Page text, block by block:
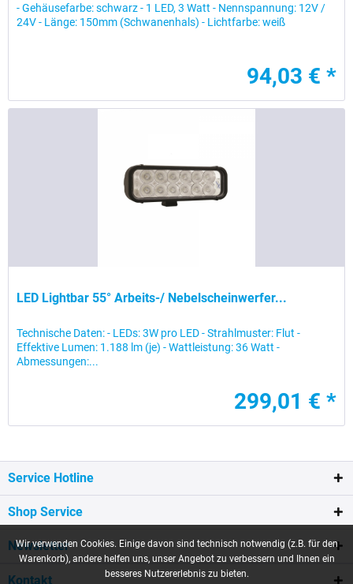
- Gehäusefarbe: schwarz - 1 LED, 3 Watt - Nennspannung: 12V /
24V - Länge: 150mm (Schwanenhals) - Lichtfarbe: weiß
94,03 € *
LED Lightbar 55° Arbeits-/ Nebelscheinwerfer...
Technische Daten: - LEDs: 3W pro LED - Strahlmuster: Flut -
Effektive Lumen: 1.188 lm (je) - Wattleistung: 36 Watt -
Abmessungen:...
299,01 € *
Service Hotline
Shop Service
Newsletter
Kontakt
Wir verwenden Cookies. Einige davon sind technisch notwendig (z.B. für den
Warenkorb), andere helfen uns, unser Angebot zu verbessern und Ihnen ein
besseres Nutzererlebnis zu bieten.